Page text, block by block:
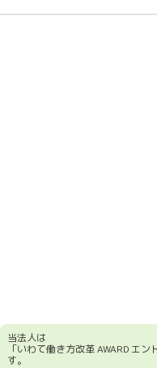
当法人は
「いわて働き方改革 AWARD エ
す。